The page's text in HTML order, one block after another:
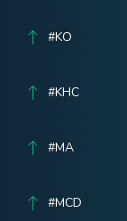
#KO
#KHC
#MA
#MCD